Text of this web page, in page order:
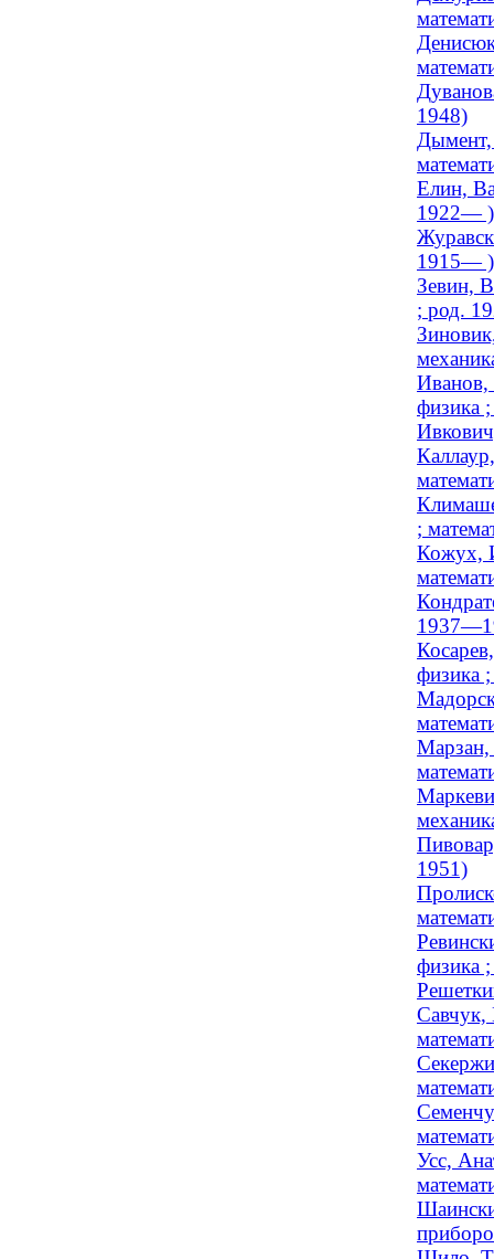
1948)
Дымент,
Елин,
1922— )
1915— )
Зевин,
; род.
Иванов,
физика
;
Кожух,
физика
Марзан,
1951)
физика
Савчук,
Усс,